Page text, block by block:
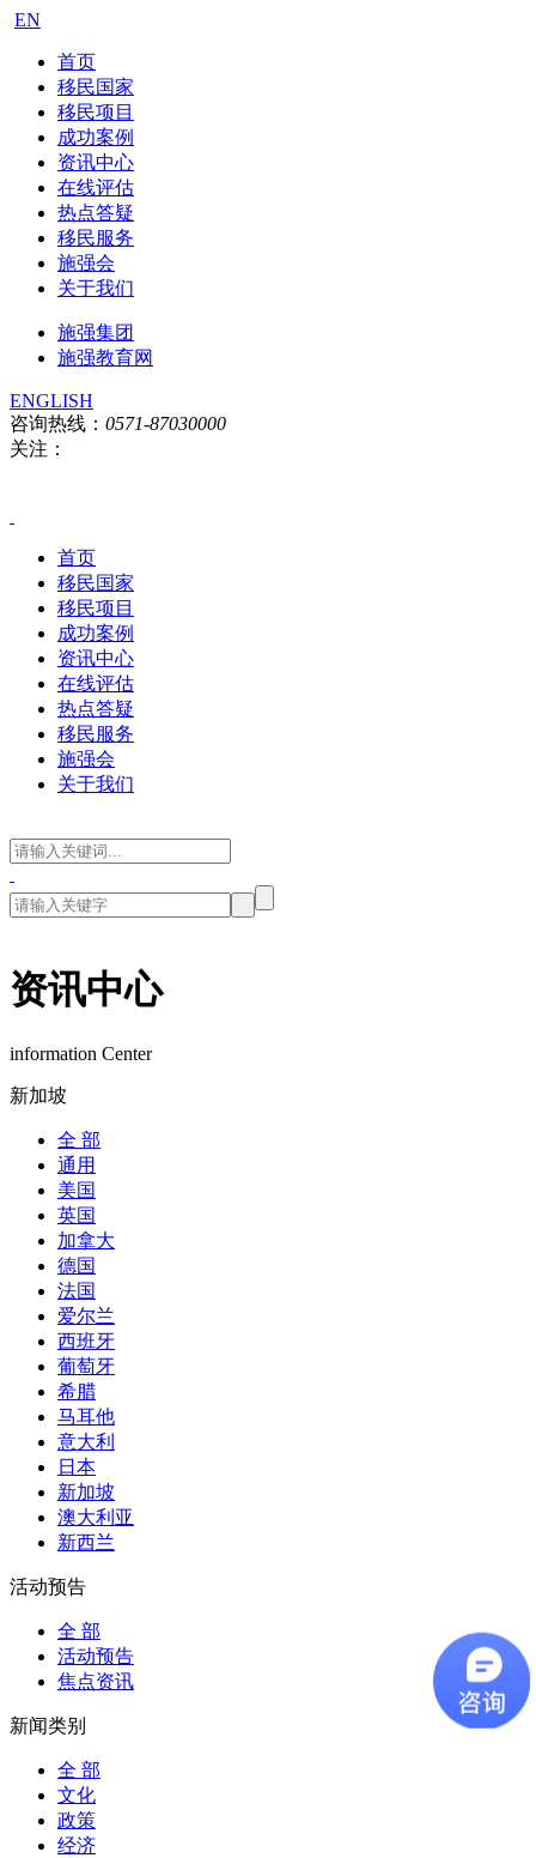
EN
首页
移民国家
移民项目
成功案例
资讯中心
在线评估
热点答疑
移民服务
施强会
关于我们
施强集团
施强教育网
ENGLISH
咨询热线： 0571-87030000
关注：
首页
移民国家
移民项目
成功案例
资讯中心
在线评估
热点答疑
移民服务
施强会
关于我们
资讯中心
information Center
新加坡
全 部
通用
美国
英国
加拿大
德国
法国
爱尔兰
西班牙
葡萄牙
希腊
马耳他
意大利
日本
新加坡
澳大利亚
新西兰
活动预告
全 部
活动预告
焦点资讯
新闻类别
全 部
文化
政策
经济